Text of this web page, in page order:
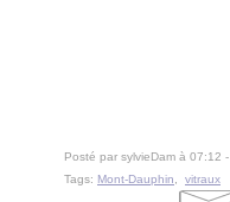
Posté par sylvieDam à 07:12 -
Tags: Mont-Dauphin vitraux